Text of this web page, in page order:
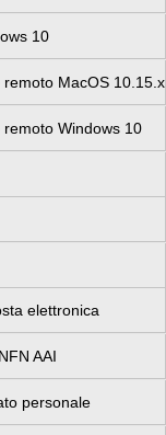
10
MacOS 10.15.x
Windows 10
elettronica
AAI
personale